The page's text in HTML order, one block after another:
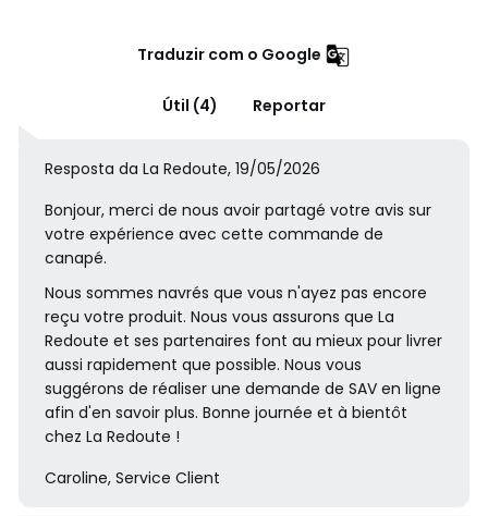
Traduzir com o Google
Útil (4) Reportar
Resposta da La Redoute, 19/05/2026
Bonjour, merci de nous avoir partagé votre avis sur
votre expérience avec cette commande de
canapé.
Nous sommes navrés que vous n'ayez pas encore
reçu votre produit. Nous vous assurons que La
Redoute et ses partenaires font au mieux pour livrer
aussi rapidement que possible. Nous vous
suggérons de réaliser une demande de SAV en ligne
afin d'en savoir plus. Bonne journée et à bientôt
chez La Redoute !
Caroline, Service Client